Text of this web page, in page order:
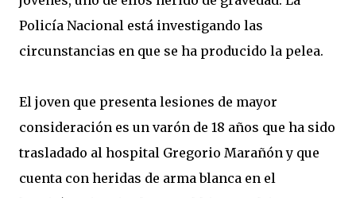
Policía Nacional está investigando las
circunstancias en que se ha producido la pelea.
El joven que presenta lesiones de mayor
consideración es un varón de 18 años que ha sido
trasladado al hospital Gregorio Marañón y que
cuenta con heridas de arma blanca en el